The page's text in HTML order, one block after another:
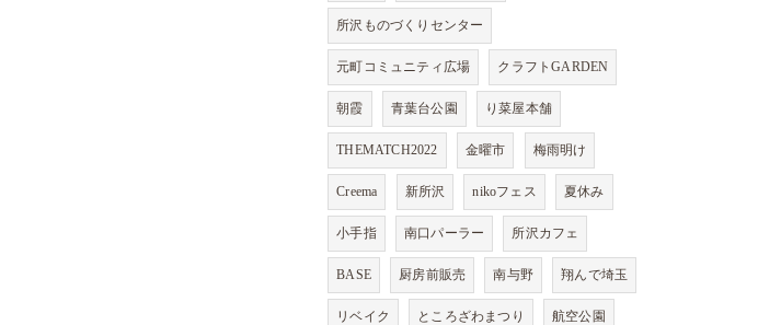
所沢ものづくりセンター
元町コミュニティ広場 クラフトGARDEN
朝霞 青葉台公園 り菜屋本舗
THEMATCH2022 金曜市 梅雨明け
Creema 新所沢 nikoフェス 夏休み
小手指 南口パーラー 所沢カフェ
BASE 厨房前販売 南与野 翔んで埼玉
リベイク ところざわまつり 航空公園